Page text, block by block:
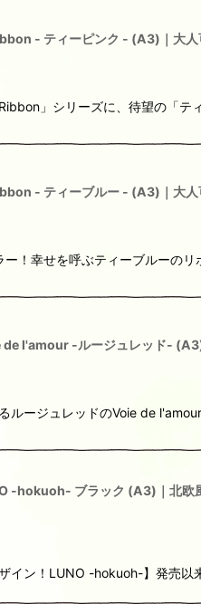
- ティーピンク - (A3)｜大
」シリーズに、待望の「
- ティーブルー - (A3)｜大
ー！幸せを呼ぶティーブルーの
de l'amour -ルージュレッド-
ルージュレッドのVoie de
-hokuoh- ブラック (A3)｜北欧
ザイン！LUNO -hokuoh-】発売